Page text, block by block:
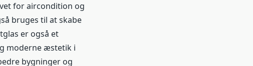
for aircondition og
bruges til at skabe
er også et
moderne æstetik i
bygninger og